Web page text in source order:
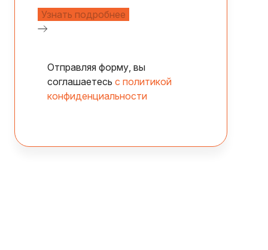
Отправляя форму, вы
соглашаетесь с политикой
конфиденциальности